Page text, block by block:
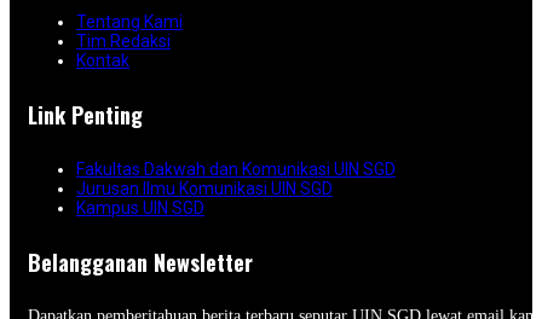
Tentang Kami
Tim Redaksi
Kontak
Link Penting
Fakultas Dakwah dan Komunikasi UIN SGD
Jurusan Ilmu Komunikasi UIN SGD
Kampus UIN SGD
Belangganan Newsletter